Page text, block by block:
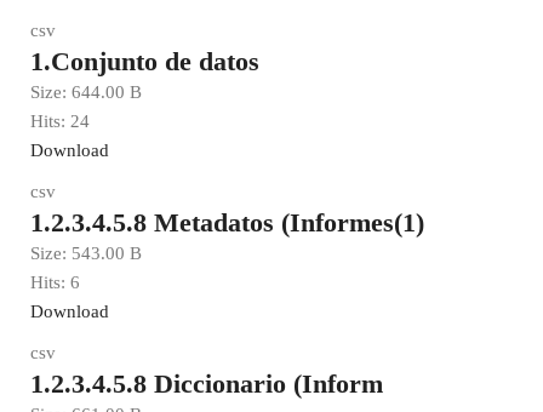
csv
1.Conjunto de datos
Size: 644.00 B
Hits: 24
Download
csv
1.2.3.4.5.8 Metadatos (Informes(1)
Size: 543.00 B
Hits: 6
Download
csv
1.2.3.4.5.8 Diccionario (Inform